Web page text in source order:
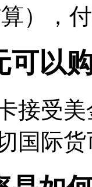
），
可以
接受
国际